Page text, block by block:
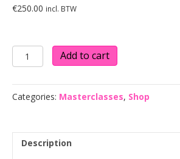
€250.00 incl. BTW
VIP-
coachingpakket
quantity
Add to cart
Categories: Masterclasses, Shop
Description